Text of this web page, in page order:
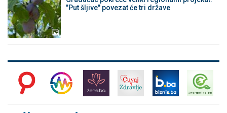
"Put šljive" povezat će tri države